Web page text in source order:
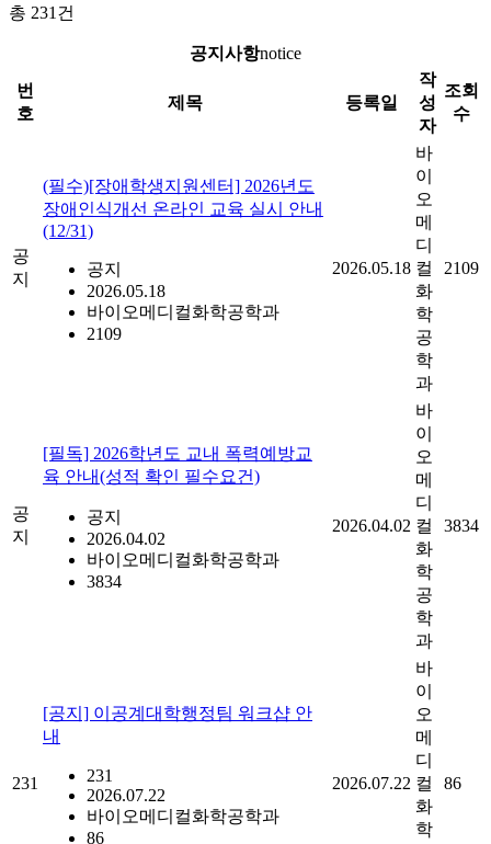
총 231 건
공지사항notice
번
호
제목 등록일
작
성
자
조회
수
공
지
(필수)[장애학생지원센터] 2026년도
장애인식개선 온라인 교육 실시 안내
(12/31)
공지
2026.05.18
바이오메디컬화학공학과
2109
2026.05.18
바
이
오
메
디
컬
화
학
공
학
과
2109
공
지
[필독] 2026학년도 교내 폭력예방교
육 안내(성적 확인 필수요건)
공지
2026.04.02
바이오메디컬화학공학과
3834
2026.04.02
바
이
오
메
디
컬
화
학
공
학
과
3834
231
[공지] 이공계대학행정팀 워크샵 안
내
231
2026.07.22
바이오메디컬화학공학과
86
2026.07.22
바
이
오
메
디
컬
화
학
86